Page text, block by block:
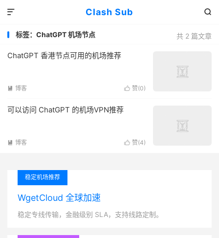
Clash Sub 

共 2 篇文章
标签：ChatGPT 机场节点
ChatGPT 香港节点可用的机场推荐
 赞(0)
 博客
可以访问 ChatGPT 的机场VPN推荐
 赞(4)
 博客
稳定机场推荐
WgetCloud 全球加速
稳定专线传输，金融级别 SLA，支持线路定制。